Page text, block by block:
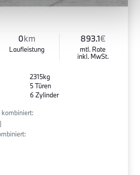
0km
Laufleistung
893.1€
mtl. Rate
inkl. MwSt.
2315kg
5 Türen
6 Zylinder
kombiniert: